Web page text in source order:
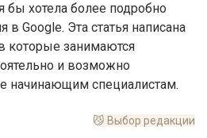
бы хотела более подробно
в Google. Эта статья написана
которые занимаются
и возможно
начинающим специалистам.
😼 Выбор редакции